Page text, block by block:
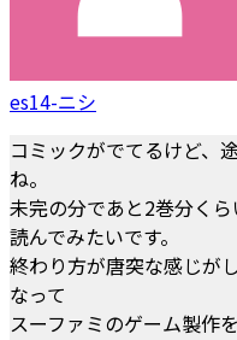
es14-ニシ
コミックがでてるけど、
ね。
未完の分であと2巻分く
読んでみたいです。
終わり方が唐突な感じが
なって
スーファミのゲーム製作